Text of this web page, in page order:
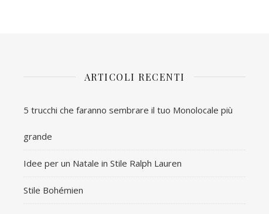
ARTICOLI RECENTI
5 trucchi che faranno sembrare il tuo Monolocale più
grande
Idee per un Natale in Stile Ralph Lauren
Stile Bohémien